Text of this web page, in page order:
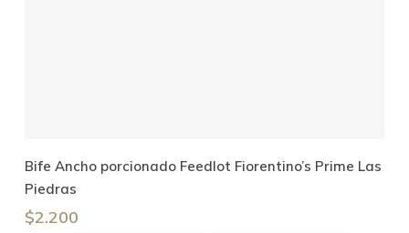
Leer Más
Bife Ancho porcionado Feedlot Fiorentino’s Prime Las
Piedras
$2.200